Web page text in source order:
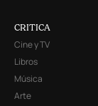
CRITICA
Cine y TV
Libros
Música
Arte